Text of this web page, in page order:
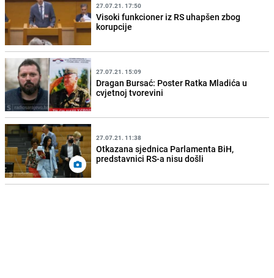
27.07.21. 17:50
Visoki funkcioner iz RS uhapšen zbog
korupcije
27.07.21. 15:09
Dragan Bursać: Poster Ratka Mladića u
cvjetnoj tvorevini
27.07.21. 11:38
Otkazana sjednica Parlamenta BiH,
predstavnici RS-a nisu došli